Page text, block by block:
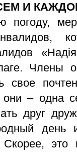
И
Члены
свое
– одна
друг
это